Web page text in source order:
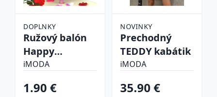
DOPLNKY
Ružový balón
Happy
birthday
iMODA
1.90 €
NOVINKY
Prechodný
TEDDY kabátik
iMODA
35.90 €